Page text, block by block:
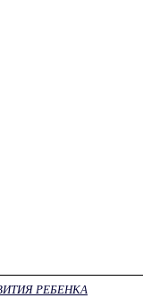
РЕБЕНКА